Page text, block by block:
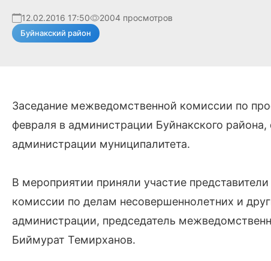
12.02.2016 17:50 2004 просмотров
Буйнакский район
Заседание межведомственной комиссии по
февраля в администрации Буйнакского
администрации муниципалитета.
В мероприятии приняли участие
комиссии по делам несовершеннолетних и
администрации, председатель
Биймурат Темирханов.